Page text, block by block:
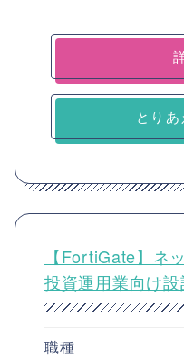
とり
【FortiGate】ネ
投資運用業向け
職種